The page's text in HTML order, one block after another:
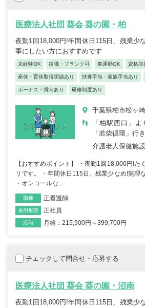
医療法人社団 葵会 葵の園・柏
夜勤1回18,000円!年間休日115日、残業少
事にしたい方におすすめです
未経験OK 復職・ブランク可 車通勤OK 資格取
産休・育休取得実績あり 扶養手当・家族手当あり
ボーナス・賞与あり 研修制度あり
千葉県柏市松ヶ
「柏駅西口」
「若柴循環」
介護老人保健施
【おすすめポイント】 ・夜勤1回18,000円!た
リです。 ・年間休日115日、残業少なめ!無理
・オンコールな...
職種 正看護師
雇用形態 正社員
給与 月給：215,900円～399,700円
チェックして問合せ・応募する
医療法人社団 葵会 葵の園・沼南
夜勤1回18,000円!年間休日115日、残業少